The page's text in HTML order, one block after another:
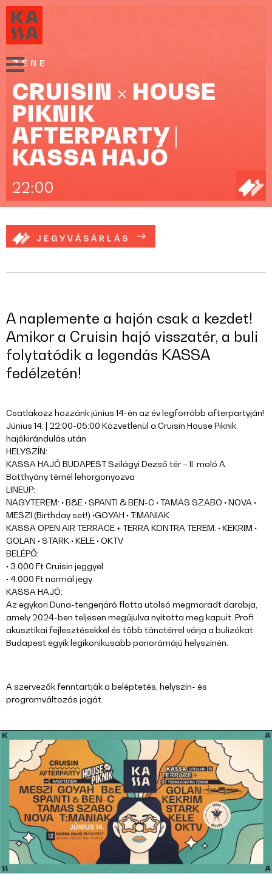
ZENE
CRUISIN × HOUSE
PIKNIK
AFTERPARTY |
KASSA HAJÓ
22:00
JEGYVÁSÁRLÁS
A naplemente a hajón csak a kezdet!
Amikor a Cruisin hajó visszatér, a buli
folytatódik a legendás KASSA
fedélzetén!
Csatlakozz hozzánk június 14-én az év legforróbb afterpartyján!
Június 14. | 22:00-05:00 Közvetlenül a Cruisin House Piknik
hajókirándulás után
HELYSZÍN:
KASSA HAJÓ BUDAPEST Szilágyi Dezső tér – II. moló A
Batthyány térnél lehorgonyozva
LINEUP:
NAGYTEREM: • B&E • SPANTI & BEN-C • TAMAS SZABO • NOVA •
MESZI (Birthday set!) •GOYAH • T:MANIAK
KASSA OPEN AIR TERRACE + TERRA KONTRA TEREM: • KEKRIM •
GOLAN • STARK • KELE • OKTV
BELÉPŐ:
• 3.000 Ft Cruisin jeggyel
• 4.000 Ft normál jegy
KASSA HAJÓ:
Az egykori Duna-tengerjáró flotta utolsó megmaradt darabja,
amely 2024-ben teljesen megújulva nyitotta meg kapuit. Profi
akusztikai fejlesztésekkel és több tánctérrel várja a bulizókat
Budapest egyik legikonikusabb panorámájú helyszínén.
A szervezők fenntartják a beléptetés, helyszín- és
programváltozás jogát.